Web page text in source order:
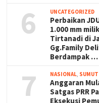
6 UNCATEGORIZED
Perbaikan
1.000 mm
Tirtanadi di
Gg.Family
Berdampak …
7 NASIONAL, SUMUT
Anggaran
Satgas PRR
Eksekusi